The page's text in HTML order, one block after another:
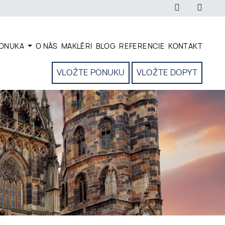
VLOŽTE PONUKU VLOŽTE DOPYT
O NÁS MAKLÉRI BLOG REFERENCIE KONTAKT